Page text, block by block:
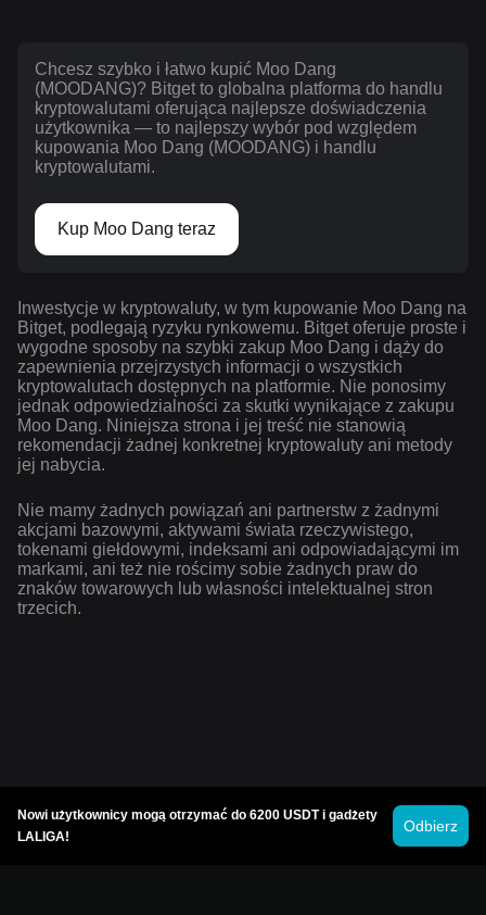
Chcesz szybko i łatwo kupić Moo Dang
(MOODANG)? Bitget to globalna platforma do handlu
kryptowalutami oferująca najlepsze doświadczenia
użytkownika — to najlepszy wybór pod względem
kupowania Moo Dang (MOODANG) i handlu
kryptowalutami.
Kup Moo Dang teraz
Inwestycje w kryptowaluty, w tym kupowanie Moo Dang na
Bitget, podlegają ryzyku rynkowemu. Bitget oferuje proste i
wygodne sposoby na szybki zakup Moo Dang i dąży do
zapewnienia przejrzystych informacji o wszystkich
kryptowalutach dostępnych na platformie. Nie ponosimy
jednak odpowiedzialności za skutki wynikające z zakupu
Moo Dang. Niniejsza strona i jej treść nie stanowią
rekomendacji żadnej konkretnej kryptowaluty ani metody
jej nabycia.
Nie mamy żadnych powiązań ani partnerstw z żadnymi
akcjami bazowymi, aktywami świata rzeczywistego,
tokenami giełdowymi, indeksami ani odpowiadającymi im
markami, ani też nie rościmy sobie żadnych praw do
znaków towarowych lub własności intelektualnej stron
trzecich.
Nowi użytkownicy mogą otrzymać do 6200 USDT i gadżety
LALIGA!
Odbierz